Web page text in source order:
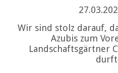
Wir sind stolz darauf,
Azubis zum
Landschaftsgärtner